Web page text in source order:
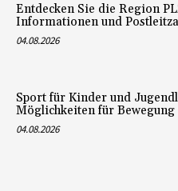
Entdecken Sie die Region
Informationen und
04.08.2026
Sport für Kinder und
Möglichkeiten für
04.08.2026